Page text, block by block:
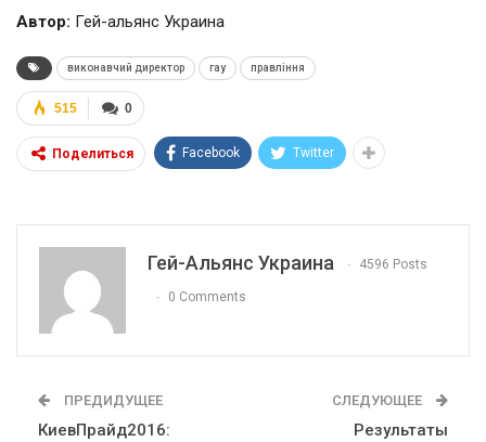
Автор: Гей-альянс Украина
виконавчий директор гау правління
0
515
Поделиться Facebook Twitter
Гей-Альянс Украина 4596 Posts
0 Comments
ПРЕДИДУЩЕЕ
КиевПрайд2016:
СЛЕДУЮЩЕЕ
Результаты